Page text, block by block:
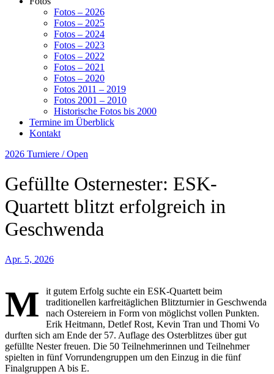
Fotos – 2026
Fotos – 2025
Fotos – 2024
Fotos – 2023
Fotos – 2022
Fotos – 2021
Fotos – 2020
Fotos 2011 – 2019
Fotos 2001 – 2010
Historische Fotos bis 2000
Termine im Überblick
Kontakt
2026 Turniere / Open
Gefüllte Osternester: ESK-
Quartett blitzt erfolgreich in
Geschwenda
Apr. 5, 2026
M
it gutem Erfolg suchte ein ESK-Quartett beim
traditionellen karfreitäglichen Blitzturnier in Geschwenda
nach Ostereiern in Form von möglichst vollen Punkten.
Erik Heitmann, Detlef Rost, Kevin Tran und Thomi Vo
durften sich am Ende der 57. Auflage des Osterblitzes über gut
gefüllte Nester freuen. Die 50 Teilnehmerinnen und Teilnehmer
spielten in fünf Vorrundengruppen um den Einzug in die fünf
Finalgruppen A bis E.